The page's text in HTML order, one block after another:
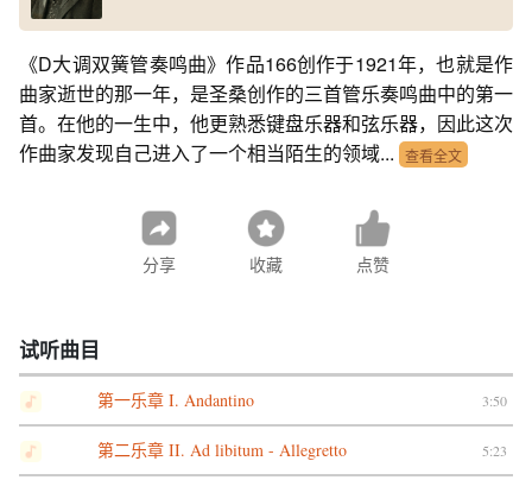
《D大调双簧管奏鸣曲》作品166创作于1921年，也就是作
曲家逝世的那一年，是圣桑创作的三首管乐奏鸣曲中的第一
首。在他的一生中，他更熟悉键盘乐器和弦乐器，因此这次
作曲家发现自己进入了一个相当陌生的领域... 查看全文
分享 收藏 点赞
试听曲目
第一乐章 I. Andantino 3:50
第二乐章 II. Ad libitum - Allegretto 5:23